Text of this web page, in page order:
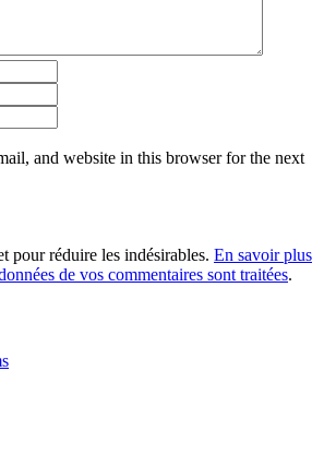
and website in this browser for the next
pour réduire les indésirables. En savoir plus
de vos commentaires sont traitées.